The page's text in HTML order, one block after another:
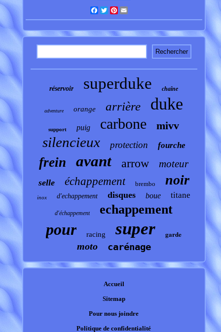
Facebook
TwitterPinterest
réservoir superduke chaîne
adventure orange arrière duke
support puig carbone mivv
silencieux protection fourche
frein avant arrow moteur
selle échappement brembo noir
inox d'echappement disques boue titane
d'échappement echappement
pour racing super garde
moto carénage
Accueil
Sitemap
Pour nous joindre
Politique de confidentialité